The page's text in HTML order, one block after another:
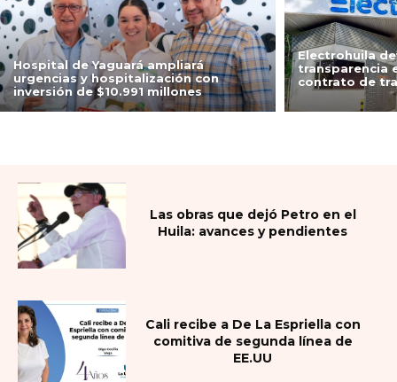
Hospital de Yaguará ampliará
urgencias y hospitalización con
inversión de $10.991 millones
Electrohuila
transparencia
contrato de
Las obras que dejó Petro en el
Huila: avances y pendientes
Cali recibe a De La Espriella con
comitiva de segunda línea de
EE.UU